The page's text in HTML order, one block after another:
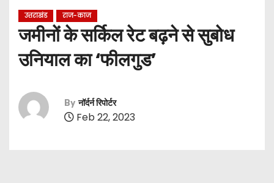
उत्तराखंड राज-काज
जमीनों के सर्किल रेट बढ़ने से सुबोध
उनियाल का ‘फीलगुड’
By नॉर्दर्न रिपोर्टर
Feb 22, 2023